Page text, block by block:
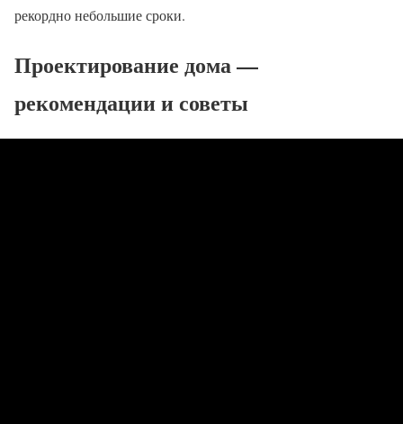
рекордно небольшие сроки.
Проектирование дома —
рекомендации и советы